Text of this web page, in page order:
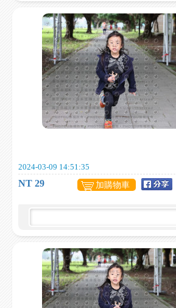
2024-03-09 14:51:35
NT 29 加購物車